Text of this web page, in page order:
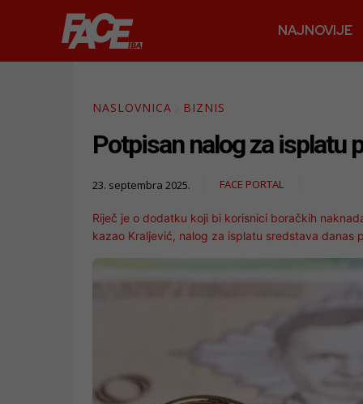
NAJNOVIJE
NASLOVNICA BIZNIS
Potpisan nalog za isplatu
23. septembra 2025. FACE PORTAL
Riječ je o dodatku koji bi korisnici boračkih
kazao Kraljević, nalog za isplatu sredstava danas